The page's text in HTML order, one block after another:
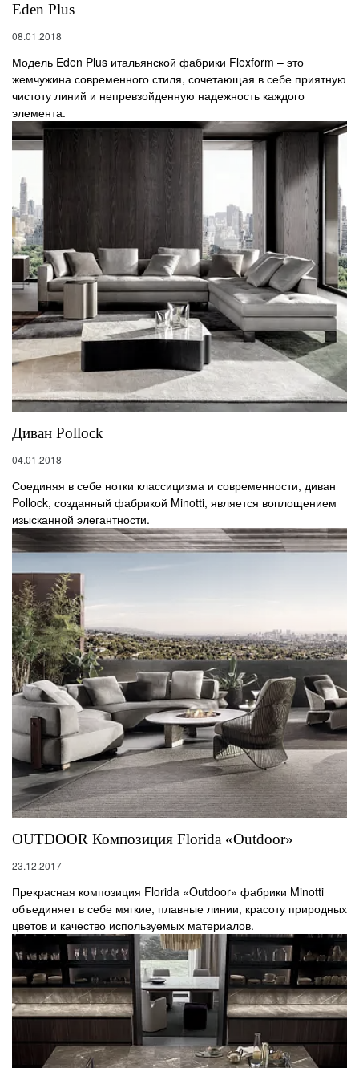
Eden Plus
08.01.2018
Модель Eden Plus итальянской фабрики Flexform – это
жемчужина современного стиля, сочетающая в себе приятную
чистоту линий и непревзойденную надежность каждого
элемента.
Диван Pollock
04.01.2018
Соединяя в себе нотки классицизма и современности, диван
Pollock, созданный фабрикой Minotti, является воплощением
изысканной элегантности.
OUTDOOR Композиция Florida «Outdoor»
23.12.2017
Прекрасная композиция Florida «Outdoor» фабрики Minotti
объединяет в себе мягкие, плавные линии, красоту природных
цветов и качество используемых материалов.